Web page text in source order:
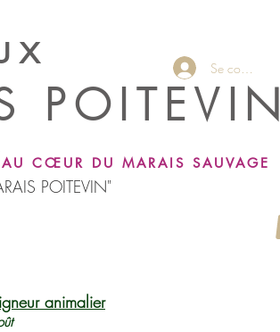
POITEVIN
Se connecter
POITEVIN"
CŒUR DU MARAIS SAUVAGE
animalier